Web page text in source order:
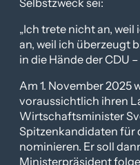
„Ich trete nicht an,
an, weil ich überzeugt
in die Hände der CDU
Am 1. November 2025
voraussichtlich ihren
Wirtschaftsminister
Spitzenkandidaten für
nominieren. Er soll
Ministerpräsident